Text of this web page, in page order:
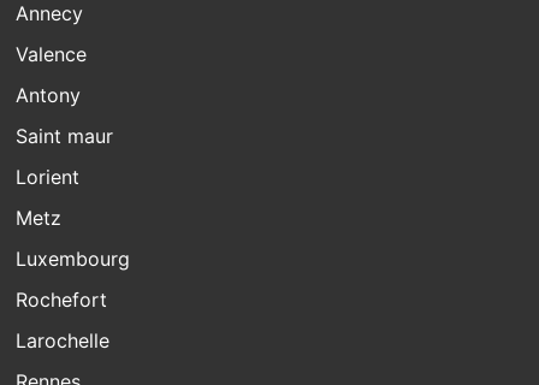
Annecy
Valence
Antony
Saint maur
Lorient
Metz
Luxembourg
Rochefort
Larochelle